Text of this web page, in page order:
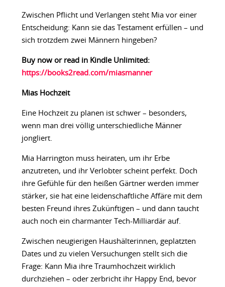
Zwischen Pflicht und Verlangen steht Mia vor einer
Entscheidung: Kann sie das Testament erfüllen – und
sich trotzdem zwei Männern hingeben?
Buy now or read in Kindle Unlimited:
https://books2read.com/miasmanner
Mias Hochzeit
Eine Hochzeit zu planen ist schwer – besonders,
wenn man drei völlig unterschiedliche Männer
jongliert.
Mia Harrington muss heiraten, um ihr Erbe
anzutreten, und ihr Verlobter scheint perfekt. Doch
ihre Gefühle für den heißen Gärtner werden immer
stärker, sie hat eine leidenschaftliche Affäre mit dem
besten Freund ihres Zukünftigen – und dann taucht
auch noch ein charmanter Tech-Milliardär auf.
Zwischen neugierigen Haushälterinnen, geplatzten
Dates und zu vielen Versuchungen stellt sich die
Frage: Kann Mia ihre Traumhochzeit wirklich
durchziehen – oder zerbricht ihr Happy End, bevor